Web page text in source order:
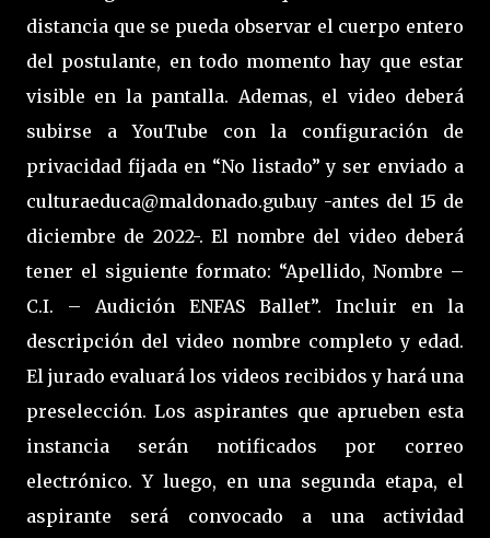
distancia que se pueda observar el cuerpo entero
del postulante, en todo momento hay que estar
visible en la pantalla. Ademas, el video deberá
subirse a YouTube con la configuración de
privacidad fijada en “No listado” y ser enviado a
culturaeduca@maldonado.gub.uy -antes del 15 de
diciembre de 2022-. El nombre del video deberá
tener el siguiente formato: “Apellido, Nombre –
C.I. – Audición ENFAS Ballet”. Incluir en la
descripción del video nombre completo y edad.
El jurado evaluará los videos recibidos y hará una
preselección. Los aspirantes que aprueben esta
instancia serán notificados por correo
electrónico. Y luego, en una segunda etapa, el
aspirante será convocado a una actividad